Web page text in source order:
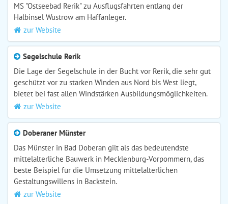
MS "Ostseebad Rerik" zu Ausflugsfahrten entlang der
Halbinsel Wustrow am Haffanleger.
zur Website
Segelschule Rerik
Die Lage der Segelschule in der Bucht vor Rerik, die sehr gut
geschützt vor zu starken Winden aus Nord bis West liegt,
bietet bei fast allen Windstärken Ausbildungsmöglichkeiten.
zur Website
Doberaner Münster
Das Münster in Bad Doberan gilt als das bedeutendste
mittelalterliche Bauwerk in Mecklenburg-Vorpommern, das
beste Beispiel für die Umsetzung mittelalterlichen
Gestaltungswillens in Backstein.
zur Website